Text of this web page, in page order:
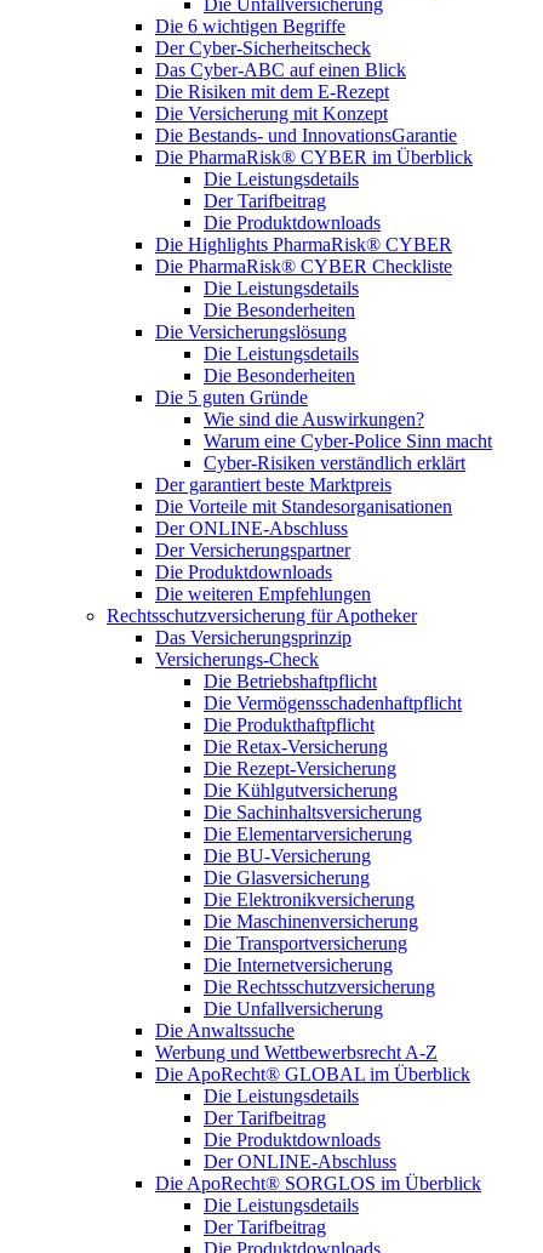
Die Unfallversicherung
Die 6 wichtigen Begriffe
Der Cyber-Sicher­heits­check
Das Cyber-ABC auf einen Blick
Die Risiken mit dem E-Rezept
Die Versicherung mit Konzept
Die Bestands- und InnovationsGarantie
Die PharmaRisk® CYBER im Überblick
Die Leistungsdetails
Der Tarifbeitrag
Die Produktdownloads
Die Highlights PharmaRisk® CYBER
Die PharmaRisk® CYBER Checkliste
Die Leistungsdetails
Die Besonderheiten
Die Versicherungslösung
Die Leistungsdetails
Die Besonderheiten
Die 5 guten Gründe
Wie sind die Auswirkungen?
Warum eine Cyber-Police Sinn macht
Cyber-Risiken verständlich erklärt
Der garantiert beste Marktpreis
Die Vorteile mit Standesorganisationen
Der ONLINE-Abschluss
Der Versicherungspartner
Die Produktdownloads
Die weiteren Empfehlungen
Rechtsschutzversicherung für Apotheker
Das Versicherungsprinzip
Versicherungs-Check
Die Betriebshaftpflicht
Die Vermögensschadenhaftpflicht
Die Produkthaftpflicht
Die Retax-Versicherung
Die Rezept-Versicherung
Die Kühlgutversicherung
Die Sachinhaltsversicherung
Die Elementarversicherung
Die BU-Versicherung
Die Glasversicherung
Die Elektronikversicherung
Die Maschinenversicherung
Die Transportversicherung
Die Internetversicherung
Die Rechtsschutzversicherung
Die Unfallversicherung
Die Anwaltssuche
Werbung und Wettbewerbsrecht A-Z
Die ApoRecht® GLOBAL im Überblick
Die Leistungsdetails
Der Tarifbeitrag
Die Produktdownloads
Der ONLINE-Abschluss
Die ApoRecht® SORGLOS im Überblick
Die Leistungsdetails
Der Tarifbeitrag
Die Produktdownloads